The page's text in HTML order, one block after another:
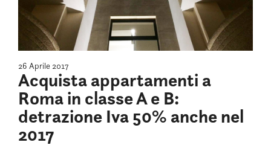
26 Aprile 2017
Acquista appartamenti a
Roma in classe A e B:
detrazione Iva 50% anche nel
2017